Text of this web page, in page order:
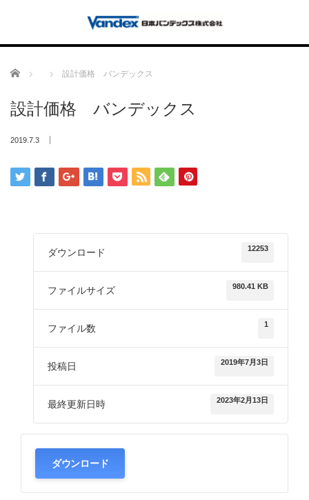
Home 設計価格 バンデックス
設計価格 バンデックス
2019.7.3
ダウンロード 12253
ファイルサイズ 980.41 KB
ファイル数 1
投稿日 2019年7月3日
最終更新日時 2023年2月13日
ダウンロード